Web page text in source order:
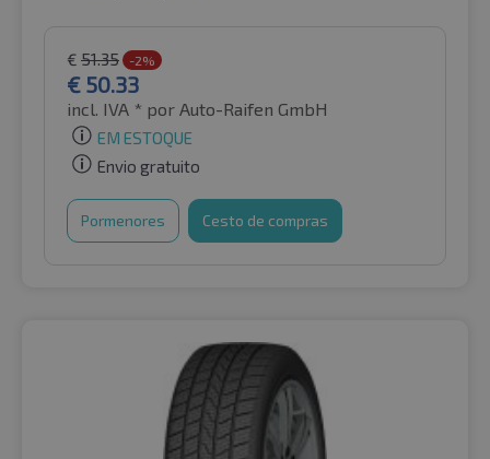
€ 51.35 -2%
€ 50.33
incl. IVA * por Auto-Raifen GmbH
EM ESTOQUE
Envio gratuito
Pormenores Cesto de compras